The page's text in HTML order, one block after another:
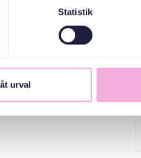
Statistik
urval